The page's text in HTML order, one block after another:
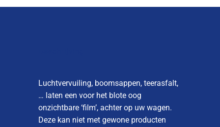
Luchtvervuiling, boomsappen, teerasfalt,
… laten een voor het blote oog
onzichtbare ‘film’, achter op uw wagen.
Deze kan niet met gewone producten